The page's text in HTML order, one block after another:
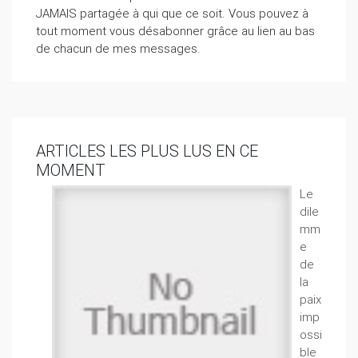
JAMAIS partagée à qui que ce soit. Vous pouvez à
tout moment vous désabonner grâce au lien au bas
de chacun de mes messages.
ARTICLES LES PLUS LUS EN CE
MOMENT
Le
dile
mm
e
de
la
paix
imp
ossi
ble